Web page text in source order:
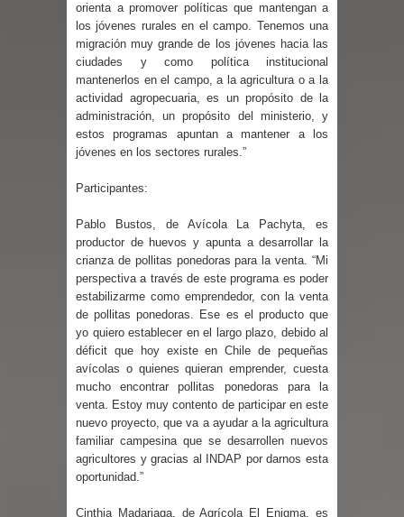
impacto ambiental
INDAP entregó $189 millones en
incentivos a usuarios de PRODESAL
de la provincia de Linares
con nuevas pantallas interactivas del
Colegio El Boldo
Municipalidad de Curicó inició
proceso de vacunación escolar
Se activa Código Azul en Talca ante
las bajas temperaturas
GORE Maule figura tercero a nivel
nacional en gasto por viajes y
orienta a promover políticas que mantengan a
los jóvenes rurales en el campo. Tenemos una
migración muy grande de los jóvenes hacia las
ciudades y como política institucional
mantenerlos en el campo, a la agricultura o a la
actividad agropecuaria, es un propósito de la
administración, un propósito del ministerio, y
estos programas apuntan a mantener a los
jóvenes en los sectores rurales.”
Participantes:
Pablo Bustos, de Avícola La Pachyta, es
productor de huevos y apunta a desarrollar la
crianza de pollitas ponedoras para la venta. “Mi
perspectiva a través de este programa es poder
estabilizarme como emprendedor, con la venta
de pollitas ponedoras. Ese es el producto que
yo quiero establecer en el largo plazo, debido al
déficit que hoy existe en Chile de pequeñas
avícolas o quienes quieran emprender, cuesta
mucho encontrar pollitas ponedoras para la
venta. Estoy muy contento de participar en este
nuevo proyecto, que va a ayudar a la agricultura
familiar campesina que se desarrollen nuevos
agricultores y gracias al INDAP por darnos esta
oportunidad.”
Cinthia Madariaga, de Agrícola El Enigma, es